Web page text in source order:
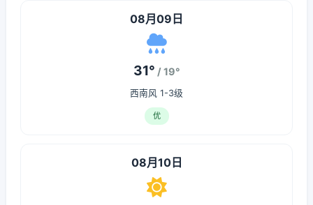
08月09日
31° / 19°
西南风 1-3级
优
08月10日